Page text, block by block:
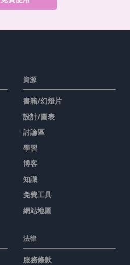
資源
書籍/幻燈片
設計/圖表
討論區
學習
博客
知識
免費工具
網站地圖
法律
服務條款